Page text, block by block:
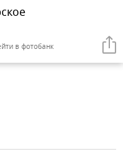
в фотобанк